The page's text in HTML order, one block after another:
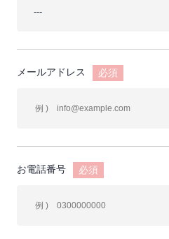
メールアドレス 必須
お電話番号 必須